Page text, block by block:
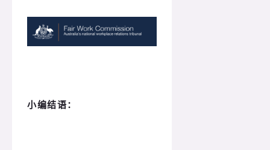
小编结语：